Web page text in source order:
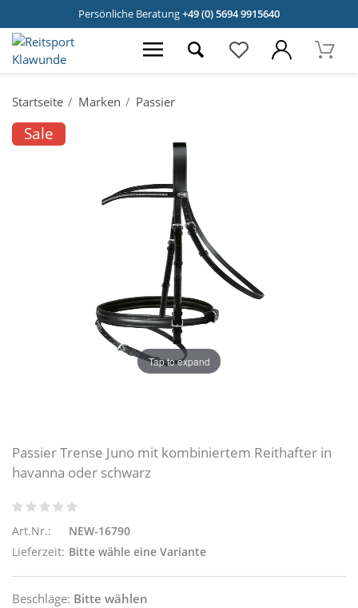
Persönliche Beratung+49 (0) 5694 9915640
Startseite Marken Passier
Sale
Tap to expand
Passier Trense Juno mit kombiniertem Reithafter in
havanna oder schwarz
Art.Nr.:
NEW-16790
Lieferzeit: Bitte wähle eine Variante
Beschläge: Bitte wählen